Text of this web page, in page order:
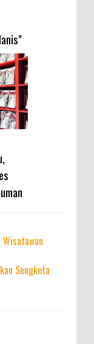
Sengketa